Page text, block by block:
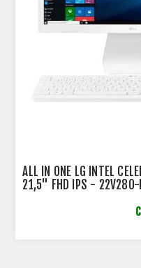
ALL IN ONE LG INTEL
21,5" FHD IPS - 22V280-